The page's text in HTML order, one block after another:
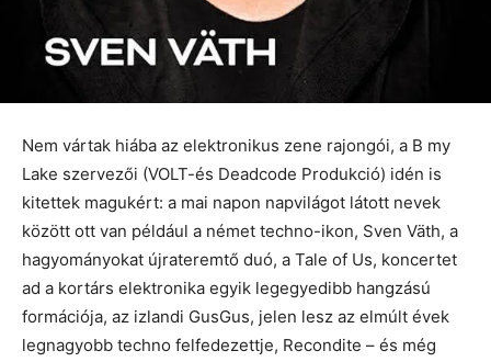
Nem vártak hiába az elektronikus zene rajongói, a B my
Lake szervezői (VOLT-és Deadcode Produkció) idén is
kitettek magukért: a mai napon napvilágot látott nevek
között ott van például a német techno-ikon, Sven Väth, a
hagyományokat újrateremtő duó, a Tale of Us, koncertet
ad a kortárs elektronika egyik legegyedibb hangzású
formációja, az izlandi GusGus, jelen lesz az elmúlt évek
legnagyobb techno felfedezettje, Recondite – és még